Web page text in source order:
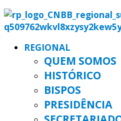
REGIONAL
QUEM SOMOS
HISTÓRICO
BISPOS
PRESIDÊNCIA